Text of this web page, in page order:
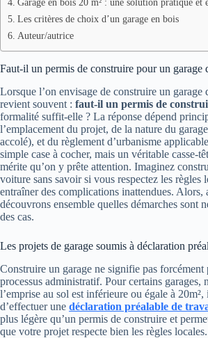
Les critères de choix d’un garage en bois
Auteur/autrice
Faut-il un permis de construire pour un garage
Lorsque l’on envisage de construire un garage
revient souvent : faut-il un permis de
formalité suffit-elle ? La réponse dépend
l’emplacement du projet, de la nature du
accolé), et du règlement d’urbanisme
simple case à cocher, mais un véritable casse-
mérite qu’on y prête attention. Imaginez
voiture sans savoir si vous respectez les règles
entraîner des complications inattendues. Alors,
découvrons ensemble quelles démarches sont
des cas.
Les projets de garage soumis à déclaration
Construire un garage ne signifie pas forcément
processus administratif. Pour certains garages,
l’emprise au sol est inférieure ou égale à
d’effectuer une déclaration préalable de
plus légère qu’un permis de construire et
que votre projet respecte bien les règles locales.